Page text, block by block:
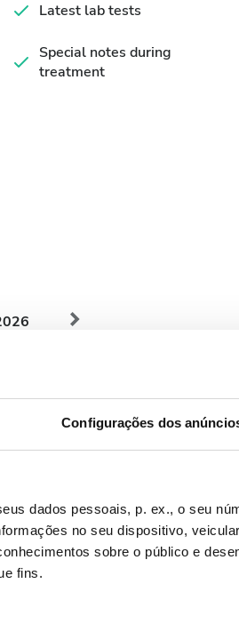
Configurações dos
dados pessoais, p. ex., o seu
no seu dispositivo,
sobre o público e
fins.
Latest lab tests
Special notes during
treatment
4 5
6
25 26
27